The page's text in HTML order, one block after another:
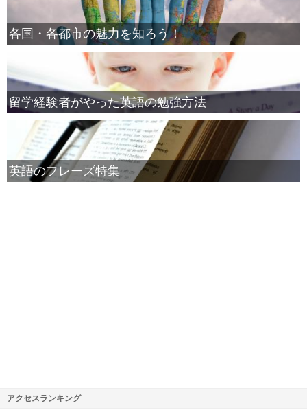
各国・各都市の魅力を知ろう！
留学経験者がやった英語の勉強方法
英語のフレーズ特集
アクセスランキング